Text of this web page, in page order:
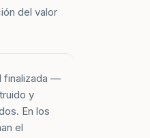
del valor
finalizada —
y
En los
el